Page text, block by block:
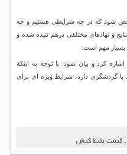
شود که در چه شرایطی هستیم و چه
و نهادهای مختلفی درهم تنیده شده و
بسیار مهم است
کرد و بیان نمود: با توجه به اینکه
گردشگری دارد، شرایط ویژه ای برای
, قیمت بلیط کیش